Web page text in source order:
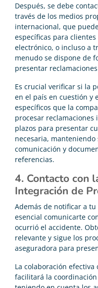
Después, se debe
través de los medios
internacional, que
específicas para
electrónico, o incluso a
menudo se dispone de
presentar
Es crucial verificar si la
en el país en cuestión y
específicos que la
procesar reclamaciones
plazos para presentar
necesaria,
comunicación y
referencias.
4. Contacto con
Integración de
Además de notificar a
esencial comunicarte
ocurrió el accidente.
relevante y sigue los
aseguradora para
La colaboración
facilitará la